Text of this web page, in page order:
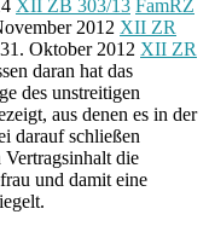
XII ZB 303/13 FamRZ
2012 XII ZR
Oktober 2012 XII ZR
daran hat das
des unstreitigen
aus denen es in der
darauf schließen
Vertragsinhalt die
und damit eine